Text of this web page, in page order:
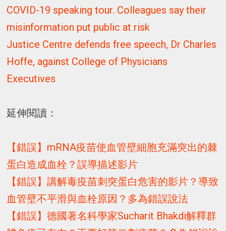
COVID-19 speaking tour. Colleagues say their
misinformation put public at risk
Justice Centre defends free speech, Dr Charles
Hoffe, against College of Physicians
Executives
延伸閱讀：
【錯誤】mRNA疫苗使血管壁細胞充滿突出的棘
蛋白造成血栓？誤導描述影片
【錯誤】講解毒疫苗刺突蛋白危害的影片？導致
血管壁不平滑與血栓原因？多為錯誤說法
【錯誤】德國著名科學家Sucharit Bhakdi解釋群